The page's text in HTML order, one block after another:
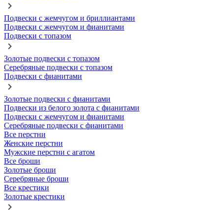
Подвески с жемчугом и бриллиантами
Подвески с жемчугом и фианитами
Подвески с топазом
Золотые подвески с топазом
Серебряные подвески с топазом
Подвески с фианитами
Золотые подвески с фианитами
Подвески из белого золота с фианитами
Подвески с жемчугом и фианитами
Серебряные подвески с фианитами
Все перстни
Женские перстни
Мужские перстни с агатом
Все броши
Золотые броши
Серебряные броши
Все крестики
Золотые крестики